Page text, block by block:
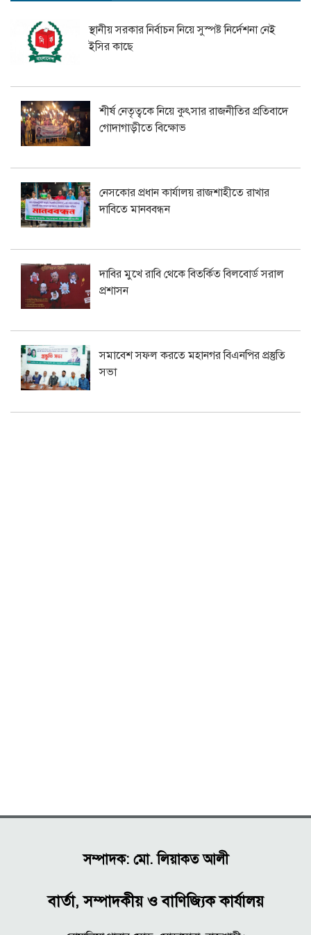
স্থানীয় সরকার নির্বাচন নিয়ে সুস্পষ্ট নির্দেশনা নেই
ইসির কাছে
শীর্ষ নেতৃত্বকে নিয়ে কুৎসার রাজনীতির প্রতিবাদে
গোদাগাড়ীতে বিক্ষোভ
নেসকোর প্রধান কার্যালয় রাজশাহীতে রাখার
দাবিতে মানববন্ধন
দাবির মুখে রাবি থেকে বিতর্কিত বিলবোর্ড সরাল
প্রশাসন
সমাবেশ সফল করতে মহানগর বিএনপির প্রস্তুতি
সভা
সম্পাদক: মো. লিয়াকত আলী
বার্তা, সম্পাদকীয় ও বাণিজ্যিক কার্যালয়